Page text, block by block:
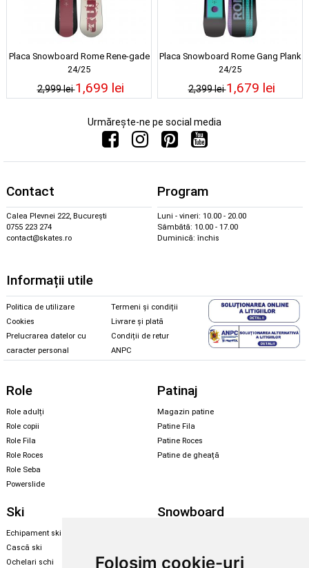
Folosim cookie-uri
Placa Snowboard Rome Rene-gade
24/25
2,999 lei1,699 lei
Placa Snowboard Rome Gang Plank
24/25
2,399 lei1,679 lei
Urmărește-ne pe social media
Contact
Calea Plevnei 222, București
0755 223 274
contact@skates.ro
Program
Luni - vineri: 10.00 - 20.00
Sâmbătă: 10.00 - 17.00
Duminică: închis
Informații utile
Politica de utilizare
Cookies
Prelucrarea datelor cu
caracter personal
Termeni și condiții
Livrare și plată
Condiții de retur
ANPC
Role
Role adulți
Role copii
Role Fila
Role Roces
Role Seba
Powerslide
Patinaj
Magazin patine
Patine Fila
Patine Roces
Patine de gheață
Ski
Echipament ski
Cască ski
Ochelari schi
Snowboard
Legături Rome SDS